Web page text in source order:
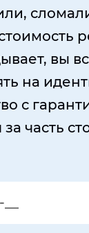
вы
на
с
часть